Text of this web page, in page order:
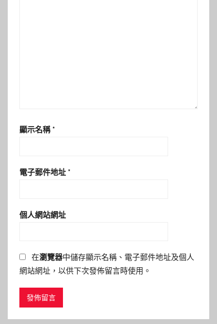
顯示名稱 *
電子郵件地址 *
個人網站網址
在瀏覽器中儲存顯示名稱、電子郵件地址及個人
網站網址，以供下次發佈留言時使用。